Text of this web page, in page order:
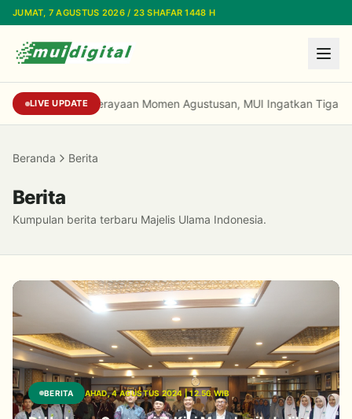
Lewati ke konten utama
JUMAT, 7 AGUSTUS 2026 / 23 SHAFAR 1448 H
LIVE UPDATE
Menyangkut Perayaan Momen Agustusan, MUI Ingatkan Tiga Hal
Beranda Berita
Berita
Kumpulan berita terbaru Majelis Ulama Indonesia.
BERITA AHAD, 4 AGUSTUS 2024 | 12.56 WIB